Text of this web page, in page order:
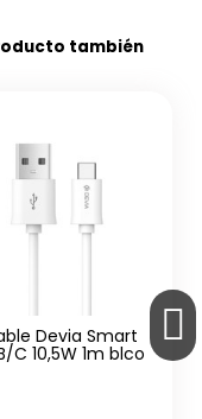
también
Devia Smart
C 10,5W 1m blco